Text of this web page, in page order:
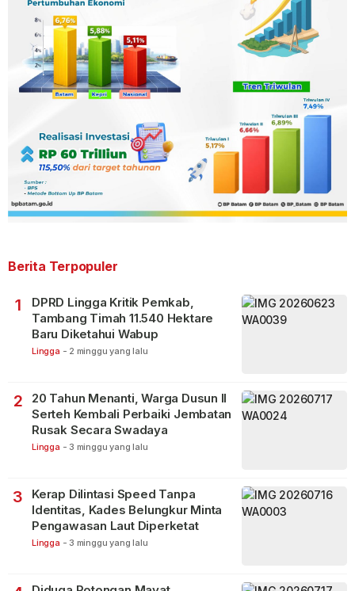
Berita Terpopuler
1
DPRD Lingga Kritik Pemkab,
Tambang Timah 11.540 Hektare
Baru Diketahui Wabup
Lingga - 2 minggu yang lalu
2
20 Tahun Menanti, Warga Dusun II
Serteh Kembali Perbaiki Jembatan
Rusak Secara Swadaya
Lingga - 3 minggu yang lalu
3
Kerap Dilintasi Speed Tanpa
Identitas, Kades Belungkur Minta
Pengawasan Laut Diperketat
Lingga - 3 minggu yang lalu